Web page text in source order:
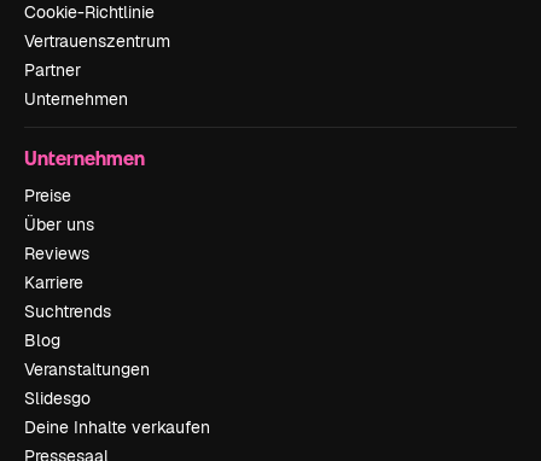
Cookie-Richtlinie
Vertrauenszentrum
Partner
Unternehmen
Unternehmen
Preise
Über uns
Reviews
Karriere
Suchtrends
Blog
Veranstaltungen
Slidesgo
Deine Inhalte verkaufen
Pressesaal